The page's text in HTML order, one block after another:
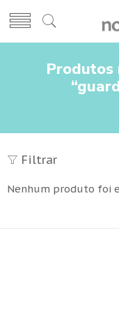
Produtos
Filtrar
Nenhum produto foi